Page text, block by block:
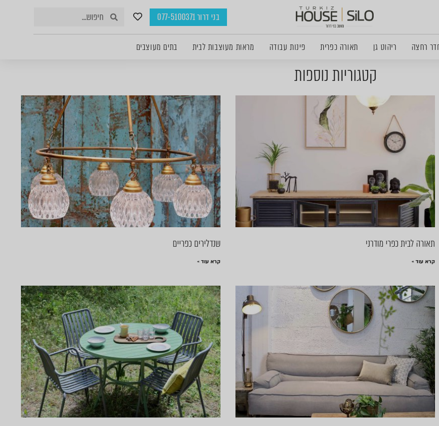
בני דרור 077-5100371
רחצה ריהוט גן תאורה כפרית פינות עבודה מראות מעוצבות לבית בתים מעוצבים
קטגוריות נוספות
תאורה לבית כפרי מודרני
קרא עוד »
שנדלירים כפריים
קרא עוד »